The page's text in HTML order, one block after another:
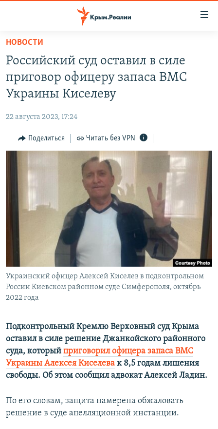
Вернуться
основному
содержанию
Вернутся
главной
навигации
Вернутся
11 ЛЕТ ОККУПАЦИИ КРЫМА. 11 ИСТОРИЙ СОПРОТИВЛЕНИЯ
ВОДА
ЕЩЕ
ИНТЕРАКТИВ
ТЕЛЕПРОЕКТ КРЫМ.РЕАЛИИ
СОВЕТЫ ПРАВОЗАЩИТНИКОВ
ПРОПАВШИЕ БЕЗ ВЕСТИ
ПОБЕДИТЕЛЕЙ НЕ СУДЯТ?
КРЫМ.НЕПОКОРЕННЫЙ
УКРАИНСКАЯ ПРОБЛЕМА КРЫМА
РАДІО СВОБОДА
КАК ОБОЙТИ БЛОКИРОВКУ
Qırımtatar
ПРИСОЕДИНЯЙТЕСЬ!
Все сайты RFE/RL
НОВОСТИ
Российский суд оставил в силе
приговор офицеру запаса ВМС
Украины Киселеву
22 августа 2023, 17:24
Поделиться Читать без VPN
Украинский офицер Алексей Киселев в подконтрольном
России Киевском районном суде Симферополя, октябрь
2022 года
Подконтрольный Кремлю Верховный суд Крыма
оставил в силе решение Джанкойского районного
суда, который приговорил офицера запаса ВМС
Украины Алексея Киселева к 8,5 годам лишения
свободы. Об этом сообщил адвокат Алексей Ладин.
По его словам, защита намерена обжаловать
решение в суде апелляционной инстанции.